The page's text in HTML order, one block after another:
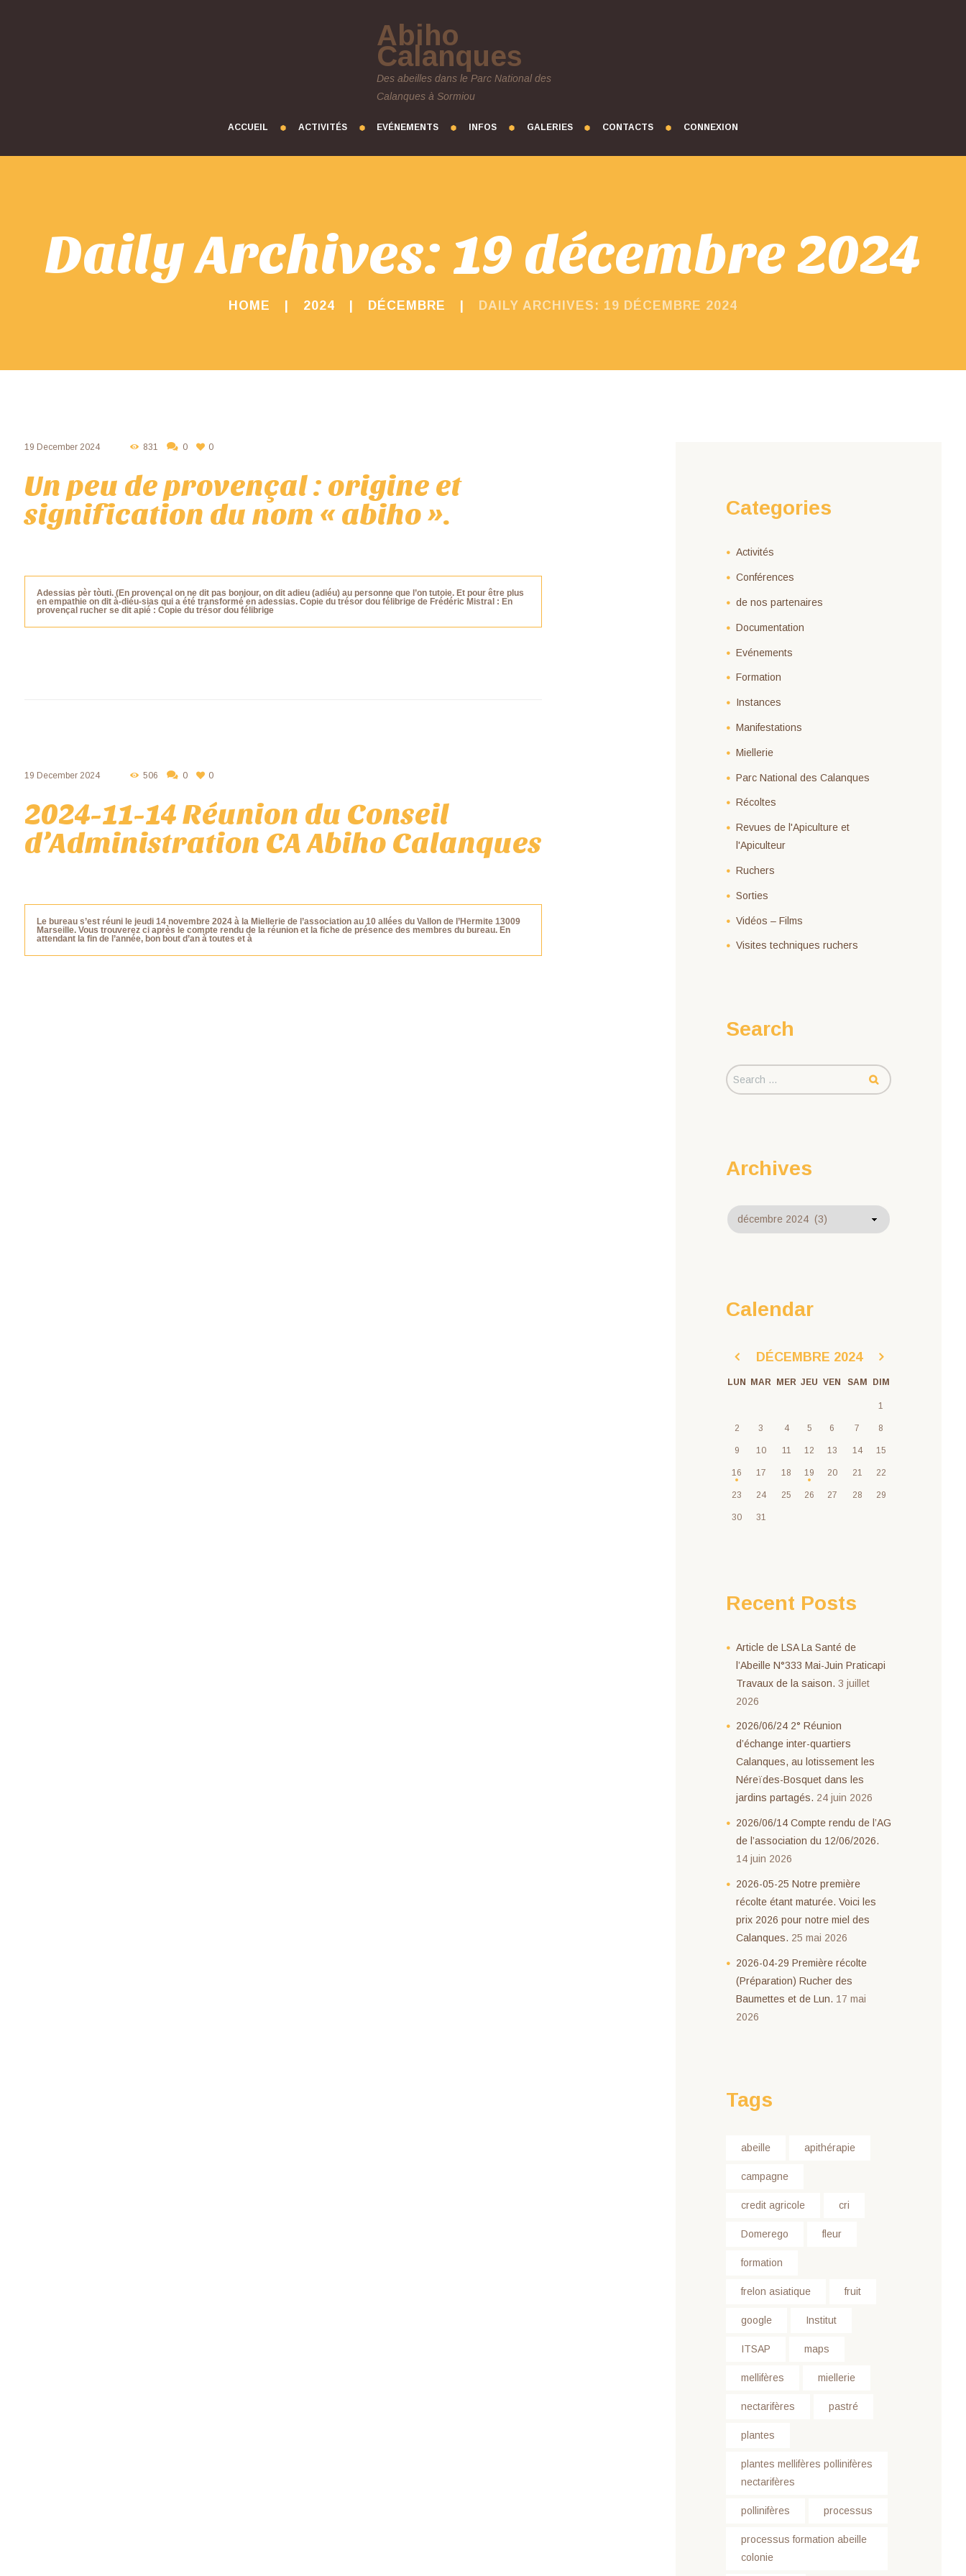
Abiho
Calanques
Des abeilles dans le Parc National des
Calanques à Sormiou
ACCUEIL ACTIVITÉS EVÉNEMENTS INFOS GALERIES CONTACTS CONNEXION
Daily Archives: 19 décembre 2024
HOME 2024 DÉCEMBRE DAILY ARCHIVES: 19 DÉCEMBRE 2024
19 December 2024 831 0 0
Un peu de provençal : origine et
signification du nom « abiho ».
Adessias pèr tòuti. (En provençal on ne dit pas bonjour, on dit adieu (adiéu) au personne que l’on tutoie. Et pour être plus
en empathie on dit à-diéu-sias qui a été transformé en adessias. Copie du trésor dou félibrige de Frédéric Mistral : En
provençal rucher se dit apié : Copie du trésor dou félibrige
19 December 2024 506 0 0
2024-11-14 Réunion du Conseil
d’Administration CA Abiho Calanques
Le bureau s’est réuni le jeudi 14 novembre 2024 à la Miellerie de l’association au 10 allées du Vallon de l’Hermite 13009
Marseille. Vous trouverez ci après le compte rendu de la réunion et la fiche de présence des membres du bureau. En
attendant la fin de l’année, bon bout d’an à toutes et à
Categories
Activités
Conférences
de nos partenaires
Documentation
Evénements
Formation
Instances
Manifestations
Miellerie
Parc National des Calanques
Récoltes
Revues de l'Apiculture et
l'Apiculteur
Ruchers
Sorties
Vidéos – Films
Visites techniques ruchers
Search
Archives
Archives
Calendar
DÉCEMBRE 2024
LUN MAR MER JEU VEN SAM DIM
1
2 3 4 5 6 7 8
9 10 11 12 13 14 15
16 17 18 19 20 21 22
23 24 25 26 27 28 29
30 31
Recent Posts
Article de LSA La Santé de
l’Abeille N°333 Mai-Juin Praticapi
Travaux de la saison. 3 juillet
2026
2026/06/24 2° Réunion
d’échange inter-quartiers
Calanques, au lotissement les
Néreïdes-Bosquet dans les
jardins partagés. 24 juin 2026
2026/06/14 Compte rendu de l’AG
de l’association du 12/06/2026.
14 juin 2026
2026-05-25 Notre première
récolte étant maturée. Voici les
prix 2026 pour notre miel des
Calanques. 25 mai 2026
2026-04-29 Première récolte
(Préparation) Rucher des
Baumettes et de Lun. 17 mai
2026
Tags
abeille apithérapie
campagne
credit agricole cri
Domerego fleur
formation
frelon asiatique fruit
google Institut
ITSAP maps
mellifères miellerie
nectarifères pastré
plantes
plantes mellifères pollinifères
nectarifères
pollinifères processus
processus formation abeille
colonie